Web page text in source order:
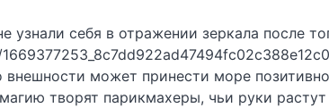
может принести море
творят парикмахеры, чьи руки